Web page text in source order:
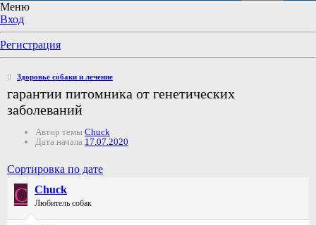
Меню
Вход
Регистрация
Здоровье собаки и лечение
гарантии питомника от генетических
заболеваний
Автор темы Chuck
Дата начала 17.07.2020
Сортировка по дате
C Chuck
Любитель собак